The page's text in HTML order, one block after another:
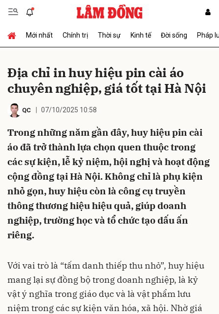
Mới nhất Chính trị Thời sự Kinh tế Đời sống Pháp
Địa chỉ in huy hiệu pin cài áo
chuyên nghiệp, giá tốt tại Hà Nội
QC 07/10/2025 10:58
Trong những năm gần đây, huy hiệu pin cài
áo đã trở thành lựa chọn quen thuộc trong
các sự kiện, lễ kỷ niệm, hội nghị và hoạt động
cộng đồng tại Hà Nội. Không chỉ là phụ kiện
nhỏ gọn, huy hiệu còn là công cụ truyền
thông thương hiệu hiệu quả, giúp doanh
nghiệp, trường học và tổ chức tạo dấu ấn
riêng.
Với vai trò là “tấm danh thiếp thu nhỏ”, huy hiệu
mang lại sự đồng bộ trong doanh nghiệp, là kỷ
vật ý nghĩa trong giáo dục và là vật phẩm lưu
niệm trong các sự kiện văn hóa, xã hội. Nhờ giá
Gửi bình luận
Hủy Gửi